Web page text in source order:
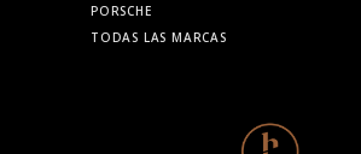
PORSCHE
TODAS LAS MARCAS